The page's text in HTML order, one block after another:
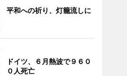
平和への祈り、灯籠流しに
ドイツ、６月熱波で９６０
０人死亡